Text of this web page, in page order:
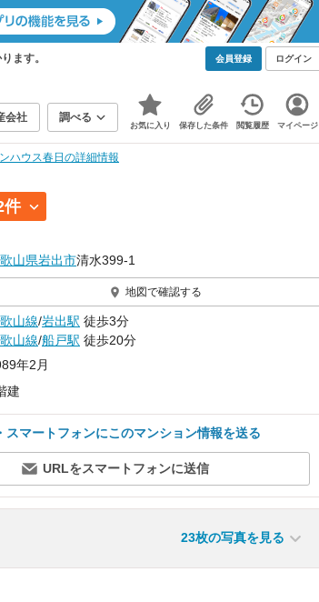
ます。 会員登録 ログイン
会社 調べる
お気に入り 保存した条件 閲覧履歴 マイページ
ハウス春日の詳細情報
件
山県岩出市清水399‐1
地図で確認する
山線/岩出駅 徒歩3分
山線/船戸駅 徒歩20分
年2月
建
スマートフォンにこのマンション情報を送る
URLをスマートフォンに送信
23枚の写真を見る